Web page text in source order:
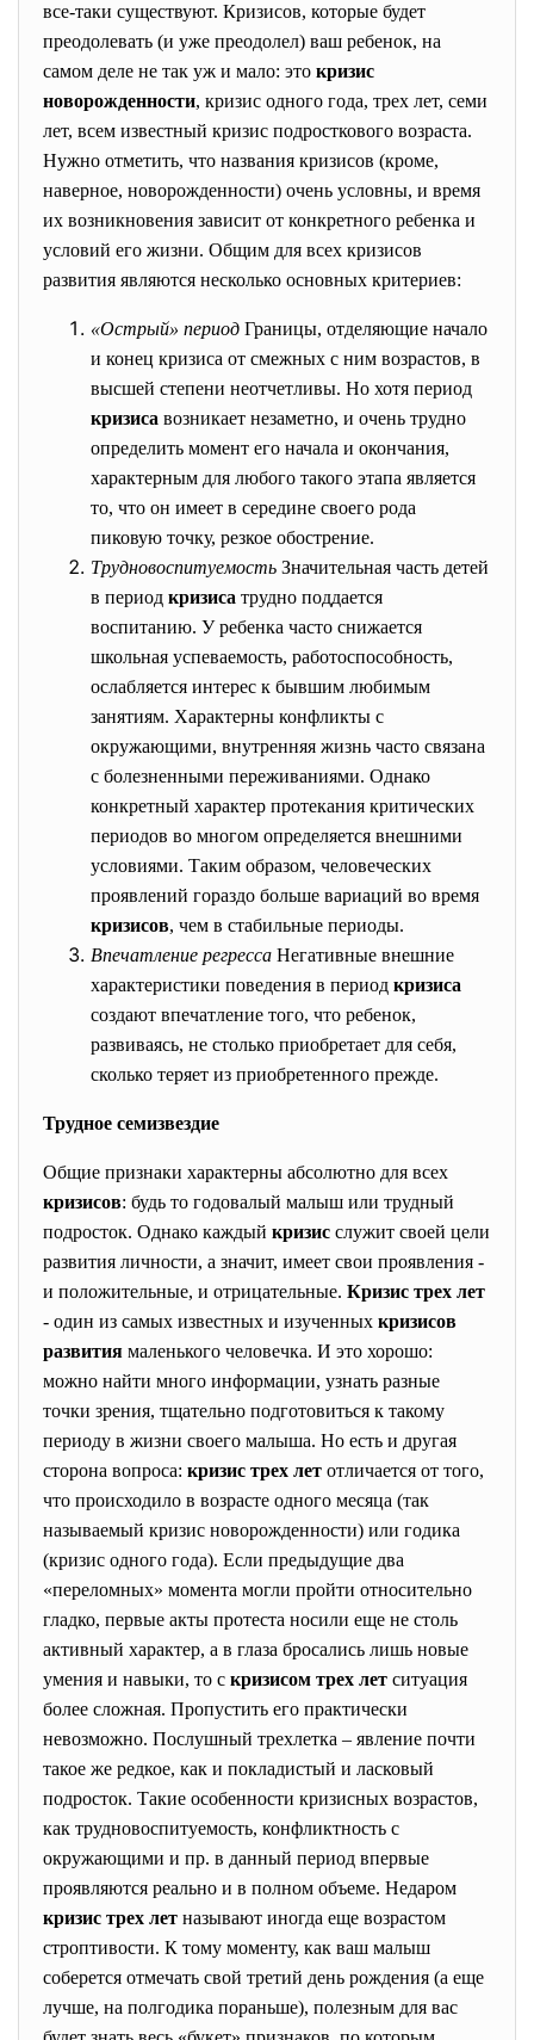
все-таки существуют. Кризисов, которые будет
преодолевать (и уже преодолел) ваш ребенок, на
самом деле не так уж и мало: это кризис
новорожденности, кризис одного года, трех лет, семи
лет, всем известный кризис подросткового возраста.
Нужно отметить, что названия кризисов (кроме,
наверное, новорожденности) очень условны, и время
их возникновения зависит от конкретного ребенка и
условий его жизни. Общим для всех кризисов
развития являются несколько основных критериев:
«Острый» период Границы, отделяющие начало
и конец кризиса от смежных с ним возрастов, в
высшей степени неотчетливы. Но хотя период
кризиса возникает незаметно, и очень трудно
определить момент его начала и окончания,
характерным для любого такого этапа является
то, что он имеет в середине своего рода
пиковую точку, резкое обострение.
Трудновоспитуемость Значительная часть детей
в период кризиса трудно поддается
воспитанию. У ребенка часто снижается
школьная успеваемость, работоспособность,
ослабляется интерес к бывшим любимым
занятиям. Характерны конфликты с
окружающими, внутренняя жизнь часто связана
с болезненными переживаниями. Однако
конкретный характер протекания критических
периодов во многом определяется внешними
условиями. Таким образом, человеческих
проявлений гораздо больше вариаций во время
кризисов, чем в стабильные периоды.
Впечатление регресса Негативные внешние
характеристики поведения в период кризиса
создают впечатление того, что ребенок,
развиваясь, не столько приобретает для себя,
сколько теряет из приобретенного прежде.
Трудное семизвездие
Общие признаки характерны абсолютно для всех
кризисов: будь то годовалый малыш или трудный
подросток. Однако каждый кризис служит своей цели
развития личности, а значит, имеет свои проявления -
и положительные, и отрицательные. Кризис трех лет
- один из самых известных и изученных кризисов
развития маленького человечка. И это хорошо:
можно найти много информации, узнать разные
точки зрения, тщательно подготовиться к такому
периоду в жизни своего малыша. Но есть и другая
сторона вопроса: кризис трех лет отличается от того,
что происходило в возрасте одного месяца (так
называемый кризис новорожденности) или годика
(кризис одного года). Если предыдущие два
«переломных» момента могли пройти относительно
гладко, первые акты протеста носили еще не столь
активный характер, а в глаза бросались лишь новые
умения и навыки, то с кризисом трех лет ситуация
более сложная. Пропустить его практически
невозможно. Послушный трехлетка – явление почти
такое же редкое, как и покладистый и ласковый
подросток. Такие особенности кризисных возрастов,
как трудновоспитуемость, конфликтность с
окружающими и пр. в данный период впервые
проявляются реально и в полном объеме. Недаром
кризис трех лет называют иногда еще возрастом
строптивости. К тому моменту, как ваш малыш
соберется отмечать свой третий день рождения (а еще
лучше, на полгодика пораньше), полезным для вас